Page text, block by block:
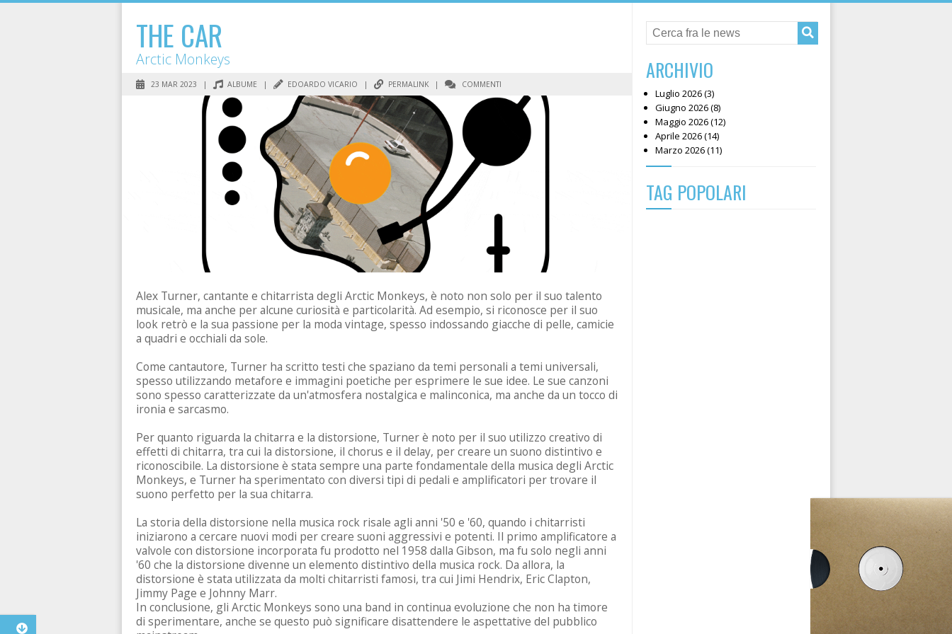
ARCHIVIO
Luglio 2026 (3)
Giugno 2026 (8)
Maggio 2026 (12)
Aprile 2026 (14)
Marzo 2026 (11)
TAG POPOLARI
THE CAR
Arctic Monkeys
23 MAR 2023 | ALBUME | EDOARDO VICARIO | PERMALINK | COMMENTI
Alex Turner, cantante e chitarrista degli Arctic Monkeys, è noto non solo per il suo talento
musicale, ma anche per alcune curiosità e particolarità. Ad esempio, si riconosce per il suo
look retrò e la sua passione per la moda vintage, spesso indossando giacche di pelle, camicie
a quadri e occhiali da sole.
Come cantautore, Turner ha scritto testi che spaziano da temi personali a temi universali,
spesso utilizzando metafore e immagini poetiche per esprimere le sue idee. Le sue canzoni
sono spesso caratterizzate da un'atmosfera nostalgica e malinconica, ma anche da un tocco di
ironia e sarcasmo.
Per quanto riguarda la chitarra e la distorsione, Turner è noto per il suo utilizzo creativo di
effetti di chitarra, tra cui la distorsione, il chorus e il delay, per creare un suono distintivo e
riconoscibile. La distorsione è stata sempre una parte fondamentale della musica degli Arctic
Monkeys, e Turner ha sperimentato con diversi tipi di pedali e amplificatori per trovare il
suono perfetto per la sua chitarra.
La storia della distorsione nella musica rock risale agli anni '50 e '60, quando i chitarristi
iniziarono a cercare nuovi modi per creare suoni aggressivi e potenti. Il primo amplificatore a
valvole con distorsione incorporata fu prodotto nel 1958 dalla Gibson, ma fu solo negli anni
'60 che la distorsione divenne un elemento distintivo della musica rock. Da allora, la
distorsione è stata utilizzata da molti chitarristi famosi, tra cui Jimi Hendrix, Eric Clapton,
Jimmy Page e Johnny Marr.
In conclusione, gli Arctic Monkeys sono una band in continua evoluzione che non ha timore
di sperimentare, anche se questo può significare disattendere le aspettative del pubblico